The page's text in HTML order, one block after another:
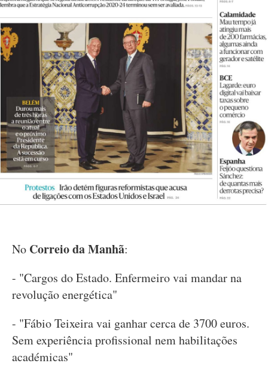
No Correio da Manhã:
- "Cargos do Estado. Enfermeiro vai mandar na
revolução energética"
- "Fábio Teixeira vai ganhar cerca de 3700 euros.
Sem experiência profissional nem habilitações
académicas"